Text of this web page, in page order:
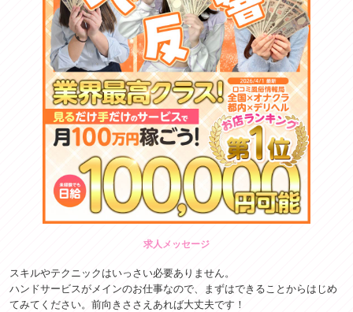
求人メッセージ
スキルやテクニックはいっさい必要ありません。
ハンドサービスがメインのお仕事なので、まずはできることからはじめ
てみてください。前向きささえあれば大丈夫です！